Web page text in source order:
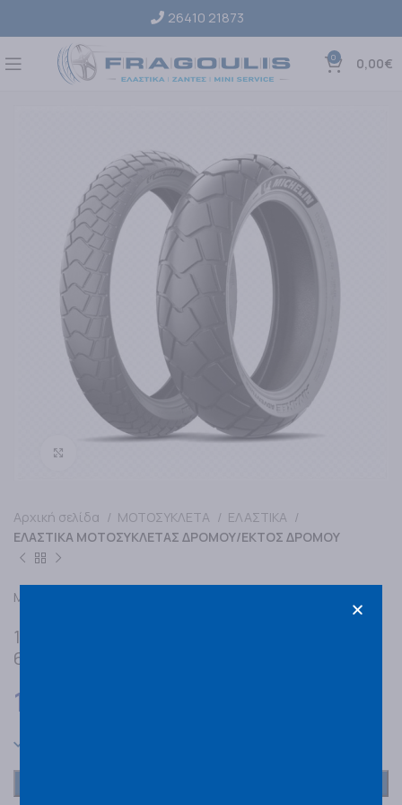
26410 21873
0 0,00€
Αρχική σελίδα ΜΟΤΟΣΥΚΛΕΤΑ
ΕΛΑΣΤΙΚΑ
ΕΛΑΣΤΙΚΑ ΜΟΤΟΣΥΚΛΕΤΑΣ ΔΡΟΜΟΥ/ΕΚΤΟΣ ΔΡΟΜΟΥ
MICHELIN
150/70R17 MICHELIN ANAKEE ADVENTURE 2
69V R TL/TT
170,00